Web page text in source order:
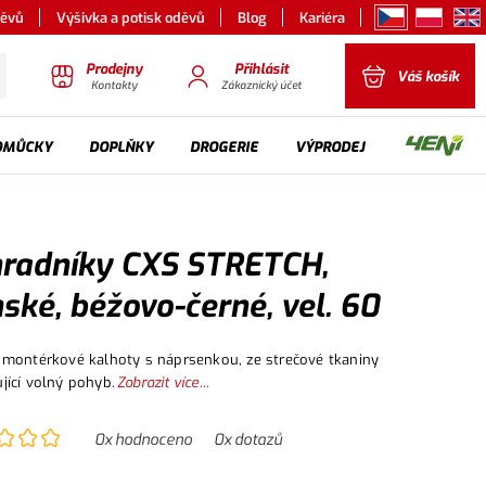
Výšivka a potisk oděvů Blog Kariéra
Prodejny
Kontakty
Přihlásit
Zákaznický účet Váš košík
DOPLŇKY DROGERIE VÝPRODEJ
CXS STRETCH,
béžovo-černé, vel. 60
montérkové kalhoty s náprsenkou, ze strečové tkaniny
volný pohyb.Zobrazit více...
0x hodnoceno 0x dotazů